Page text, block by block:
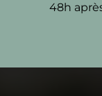
48h